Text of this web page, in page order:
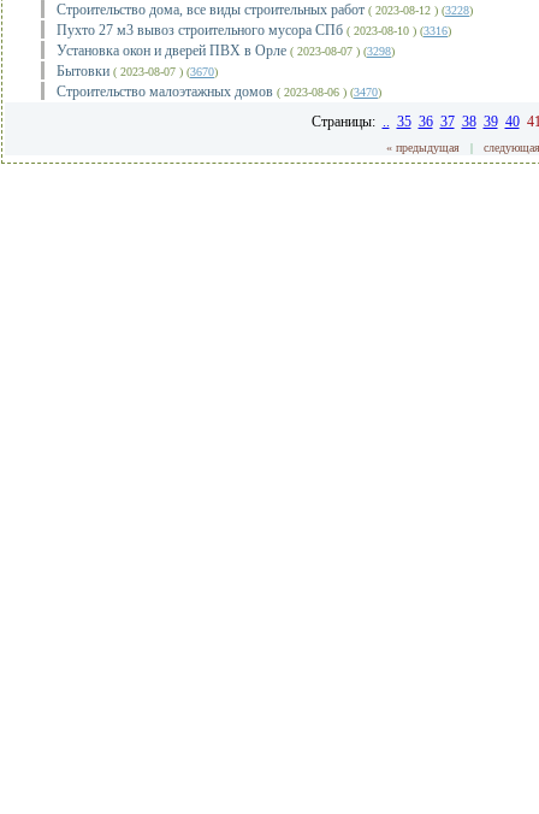
Строительство дома, все виды строительных работ ( 2023-08-12 ) (3228)
Пухто 27 м3 вывоз строительного мусора СПб ( 2023-08-10 ) (3316)
Установка окон и дверей ПВХ в Орле ( 2023-08-07 ) (3298)
Бытовки ( 2023-08-07 ) (3670)
Строительство малоэтажных домов ( 2023-08-06 ) (3470)
Страницы: .. 35 36 37 38 39 40
« предыдущая|